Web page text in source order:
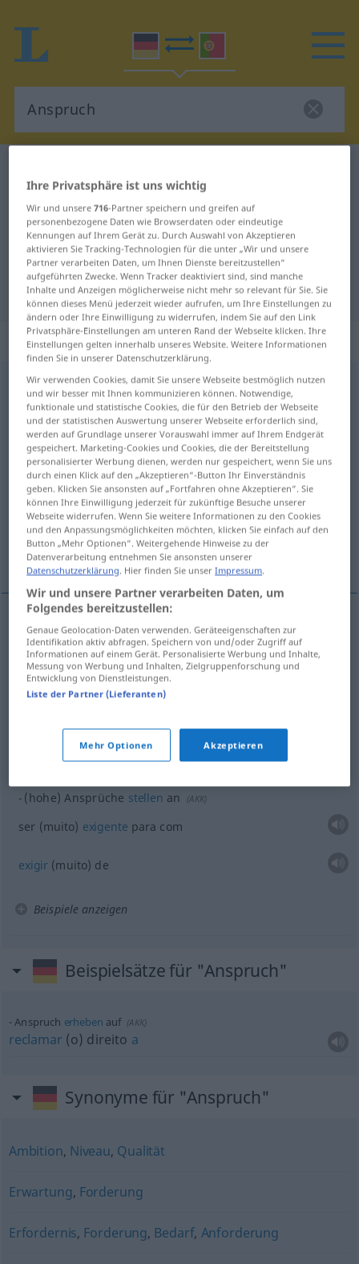
Deutsch-Portugiesisch
Übersetzung für "Anspruch"
"Anspruch" Portugiesisch
Übersetzung
„Anspruch“: Maskulinum
Anspruchm
Übersicht aller Übersetzungen
(Für mehr Details die Übersetzung anklicken/antippen)
direito a... pretensão a...
ser muito exigente para com...
recorrer a... exigir... levar...
Beispiele
Anspruch auf (AKK)
direitoma ,títuloma
a,reivindicação
(hohe) Ansprüche stellen an (AKK)
ser (muito) exigente para com
exigir (muito) de
Beispiele anzeigen
Beispielsätze für "Anspruch"
Anspruch erheben auf (AKK)
reclamar (o) direito a
Synonyme für "Anspruch"
Ambition, Niveau, Qualität
Erwartung, Forderung
Erfordernis, Forderung, Bedarf, Anforderung
Ihre Privatsphäre ist uns wichtig
Wir und unsere716-Partner speichern und greifen auf
personenbezogene Daten wie Browserdaten oder eindeutige
Kennungen auf Ihrem Gerät zu. Durch Auswahl von Akzeptieren
aktivieren Sie Tracking-Technologien für die unter „Wir und unsere
Partner verarbeiten Daten, um Ihnen Dienste bereitzustellen“
aufgeführten Zwecke. Wenn Tracker deaktiviert sind, sind manche
Inhalte und Anzeigen möglicherweise nicht mehr so relevant für Sie. Sie
können dieses Menü jederzeit wieder aufrufen, um Ihre Einstellungen zu
ändern oder Ihre Einwilligung zu widerrufen, indem Sie auf den Link
Privatsphäre-Einstellungen am unteren Rand der Webseite klicken. Ihre
Einstellungen gelten innerhalb unseres Website. Weitere Informationen
finden Sie in unserer Datenschutzerklärung.
Wir verwenden Cookies, damit Sie unsere Webseite bestmöglich nutzen
und wir besser mit Ihnen kommunizieren können. Notwendige,
funktionale und statistische Cookies, die für den Betrieb der Webseite
und der statistischen Auswertung unserer Webseite erforderlich sind,
werden auf Grundlage unserer Vorauswahl immer auf Ihrem Endgerät
gespeichert. Marketing-Cookies und Cookies, die der Bereitstellung
personalisierter Werbung dienen, werden nur gespeichert, wenn Sie uns
durch einen Klick auf den „Akzeptieren“-Button Ihr Einverständnis
geben. Klicken Sie ansonsten auf „Fortfahren ohne Akzeptieren“. Sie
können Ihre Einwilligung jederzeit für zukünftige Besuche unserer
Webseite widerrufen. Wenn Sie weitere Informationen zu den Cookies
und den Anpassungsmöglichkeiten möchten, klicken Sie einfach auf den
Button „Mehr Optionen“. Weitergehende Hinweise zu der
Datenverarbeitung entnehmen Sie ansonsten unserer
Datenschutzerklärung. Hier finden Sie unserImpressum.
Wir und unsere Partner verarbeiten Daten, um
Folgendes bereitzustellen:
Genaue Geolocation-Daten verwenden. Geräteeigenschaften zur
Identifikation aktiv abfragen. Speichern von und/oder Zugriff auf
Informationen auf einem Gerät. Personalisierte Werbung und Inhalte,
Messung von Werbung und Inhalten, Zielgruppenforschung und
Entwicklung von Dienstleistungen.
Liste der Partner (Lieferanten)
Mehr Optionen Akzeptieren